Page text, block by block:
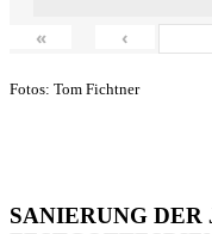
« ‹
Fotos: Tom Fichtner
SANIERUNG